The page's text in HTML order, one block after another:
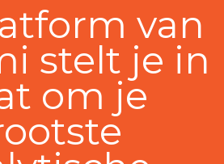
van
stelt je in
om je